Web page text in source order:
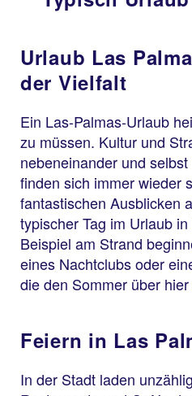
Urlaub Las
der Vielfalt
Ein Las-Palmas-Urlaub
zu müssen. Kultur und
nebeneinander und
finden sich immer wieder
fantastischen Ausblicken
typischer Tag im Urlaub
Beispiel am Strand
eines Nachtclubs oder
die den Sommer über
Feiern in Las
In der Stadt laden